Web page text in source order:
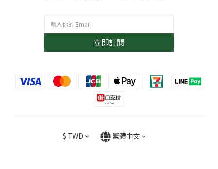
立即訂閱
$ TWD 繁體中文